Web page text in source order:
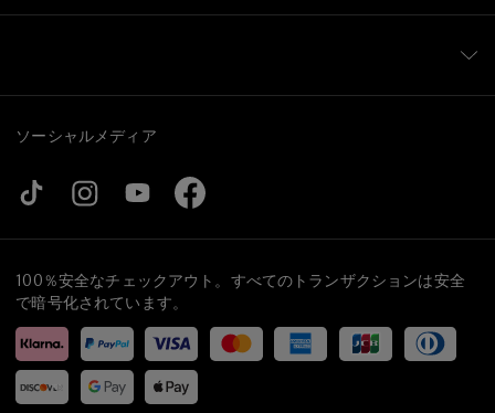
ソーシャルメディア
100％安全なチェックアウト。すべてのトランザクションは安全
で暗号化されています。